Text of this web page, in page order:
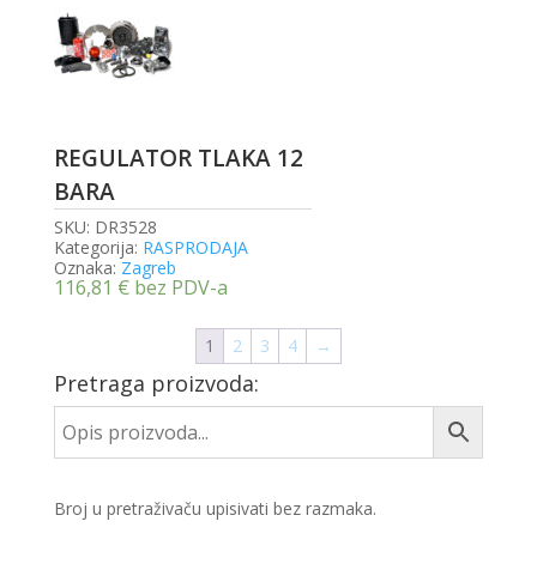
REGULATOR TLAKA 12
BARA
SKU: DR3528
Kategorija: RASPRODAJA
Oznaka: Zagreb
116,81 € bez PDV-a
1 2 3 4 →
Pretraga proizvoda:
Broj u pretraživaču upisivati bez razmaka.